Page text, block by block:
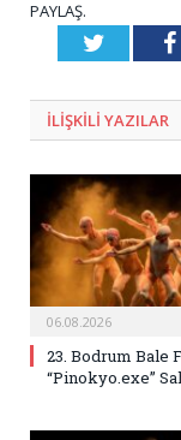
PAYLAŞ.
Twitter
ILIŞKILI YAZILAR
06.08.2026
23. Bodrum Bale
“Pinokyo.exe”